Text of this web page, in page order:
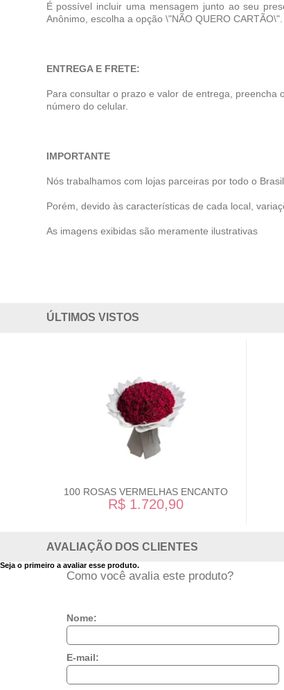
É possível incluir uma mensagem junto ao seu
Anônimo, escolha a opção \"NÃO QUERO CARTÃO\".
ENTREGA E FRETE:
Para consultar o prazo e valor de entrega,
número do celular.
IMPORTANTE
Nós trabalhamos com lojas parceiras por todo o
Porém, devido às características de cada local,
As imagens exibidas são meramente ilustrativas
ÚLTIMOS VISTOS
100 ROSAS VERMELHAS ENCANTO
R$ 1.720,90
AVALIAÇÃO DOS CLIENTES
Seja o primeiro a avaliar esse produto.
Como você avalia este produto?
Nome:
E-mail: